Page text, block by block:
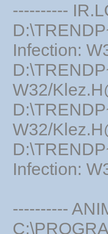
----------
Infection:
W32/
W32/
Infection:
----------